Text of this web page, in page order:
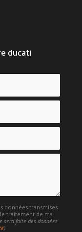
ducati
données transmises
traitement de ma
sera faite des données
)